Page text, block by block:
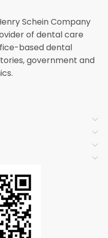
Schein Company
of dental care
based dental
government and